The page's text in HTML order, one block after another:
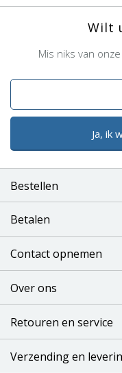
Wilt
Mis niks van
Ja, ik
Bestellen
Betalen
Contact opnemen
Over ons
Retouren en service
Verzending en